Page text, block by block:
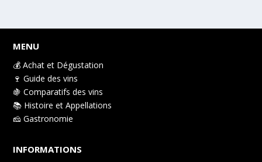
MENU
💰 Achat et Dégustation
🍷 Guide des vins
🍇 Comparatifs des vins
📚 Histoire et Appellations
🧀 Gastronomie
INFORMATIONS